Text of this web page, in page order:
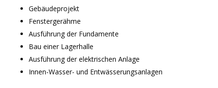
Gebäudeprojekt
Fenstergerähme
Ausführung der Fundamente
Bau einer Lagerhalle
Ausführung der elektrischen Anlage
Innen-Wasser- und Entwässerungsanlagen